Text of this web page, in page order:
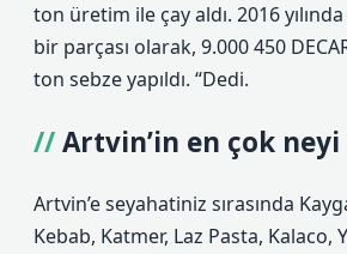
ton üretim ile çay aldı. 2016
bir parçası olarak, 9.000 450
ton sebze yapıldı. “Dedi.
Artvin’in en çok
Artvin’e seyahatiniz sırasında
Kebab, Katmer, Laz Pasta, Kalaco,